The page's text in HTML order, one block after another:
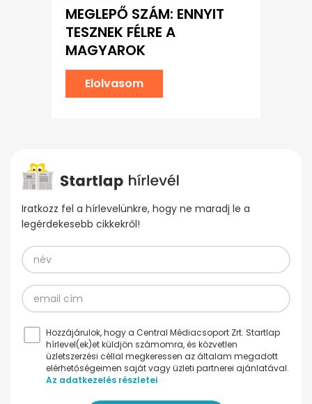
MEGLEPŐ SZÁM: ENNYIT
TESZNEK FÉLRE A
MAGYAROK
Elolvasom
Iratkozz fel a hírlevelünkre, hogy ne maradj le a
legérdekesebb cikkekről!
Hozzájárulok, hogy a Central Médiacsoport Zrt. Startlap
hírlevel(ek)et küldjön számomra, és közvetlen
üzletszerzési céllal megkeressen az általam megadott
elérhetőségeimen saját vagy üzleti partnerei ajánlatával.
Az adatkezelés részletei